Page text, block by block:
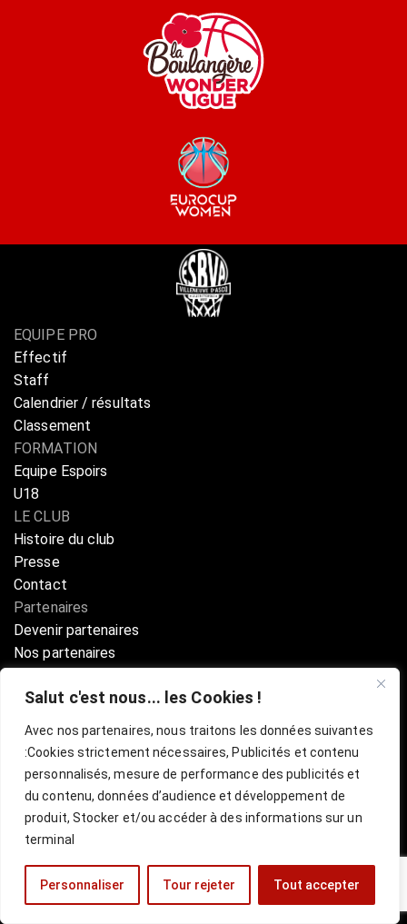
Salut c'est nous... les Cookies !
Avec nos partenaires, nous traitons les données suivantes
:Cookies strictement nécessaires, Publicités et contenu
personnalisés, mesure de performance des publicités et
du contenu, données d’audience et développement de
produit, Stocker et/ou accéder à des informations sur un
terminal
Personnaliser Tour rejeter Tout accepter
EQUIPE PRO
Effectif
Staff
Calendrier / résultats
Classement
FORMATION
Equipe Espoirs
U18
LE CLUB
Histoire du club
Presse
Contact
Partenaires
Devenir partenaires
Nos partenaires
Billetterie Officielle ESBVA-LM
mentions légaleslCGU
Site réalisé par